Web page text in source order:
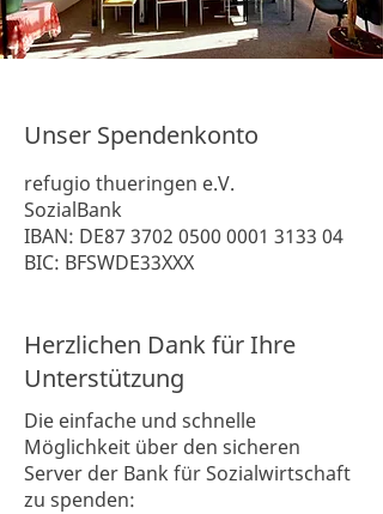
Unser Spendenkonto
refugio thueringen e.V.
SozialBank
IBAN: DE87 3702 0500 0001 3133 04
BIC: BFSWDE33XXX
Herzlichen Dank für Ihre
Unterstützung
Die einfache und schnelle
Möglichkeit über den sicheren
Server der Bank für Sozialwirtschaft
zu spenden: